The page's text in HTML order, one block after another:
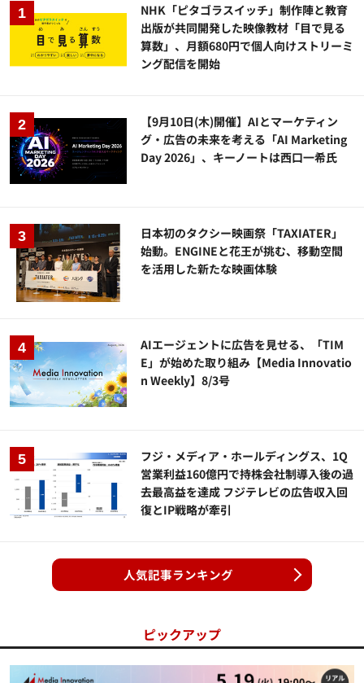
NHK「ピタゴラスイッチ」制作陣と教育
出版が共同開発した映像教材「目で見る
算数」、月額680円で個人向けストリーミ
ング配信を開始
【9月10日(木)開催】AIとマーケティン
グ・広告の未来を考える「AI Marketing
Day 2026」、キーノートは西口一希氏
日本初のタクシー映画祭「TAXIATER」
始動。ENGINEと花王が挑む、移動空間
を活用した新たな映画体験
AIエージェントに広告を見せる、「TIM
E」が始めた取り組み【Media Innovatio
n Weekly】8/3号
フジ・メディア・ホールディングス、1Q
営業利益160億円で持株会社制導入後の過
去最高益を達成 フジテレビの広告収入回
復とIP戦略が牽引
人気記事ランキング
ピックアップ